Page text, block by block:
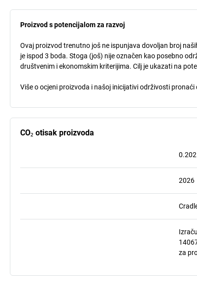
Proizvod s potencijalom za razvoj
Ovaj proizvod trenutno još ne ispunjava dovoljan broj
je ispod 3 boda. Stoga (još) nije označen kao posebno
društvenim i ekonomskim kriterijima. Cilj je ukazati na
Više o ocjeni proizvoda i našoj inicijativi održivosti
CO₂ otisak proizvoda
0.202
2026
za